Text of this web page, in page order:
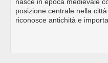
nasce in epoca medievale
posizione centrale nella
riconosce antichità e